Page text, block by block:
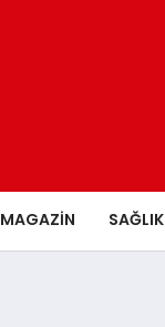
MAGAZİN SAĞLIK